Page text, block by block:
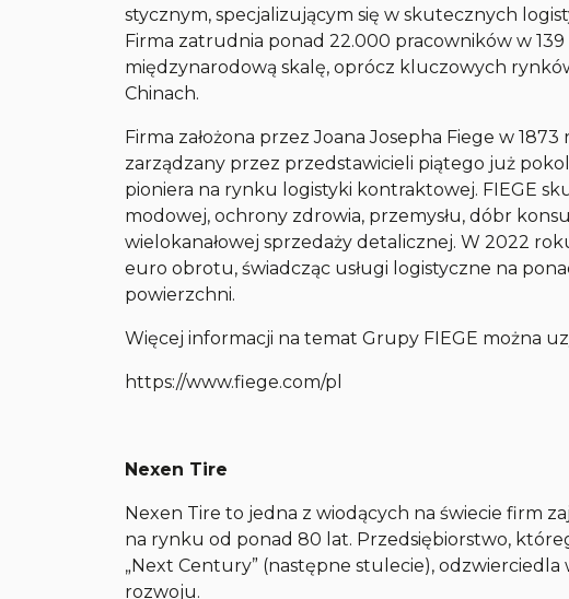
stycznym, specjalizującym się w skutecznych
Firma zatrudnia ponad 22.000 pracowników w 139
międzynarodową skalę, oprócz kluczowych
Chinach.
Firma założona przez Joana Josepha Fiege w
zarządzany przez przedstawicieli piątego już
pioniera na rynku logistyki kontraktowej. FIEGE
modowej, ochrony zdrowia, przemysłu, dóbr
wielokanałowej sprzedaży detalicznej. W 2022
euro obrotu, świadcząc usługi logistyczne na
powierzchni.
Więcej informacji na temat Grupy FIEGE można
https://www.fiege.com/pl
Nexen Tire
Nexen Tire to jedna z wiodących na świecie firm
na rynku od ponad 80 lat. Przedsiębiorstwo,
„Next Century” (następne stulecie), odzwierciedla
rozwoju.